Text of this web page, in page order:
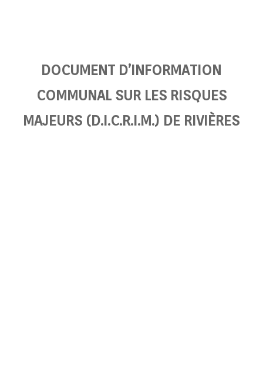
DOCUMENT D’INFORMATION
COMMUNAL SUR LES RISQUES
MAJEURS (D.I.C.R.I.M.) DE RIVIÈRES